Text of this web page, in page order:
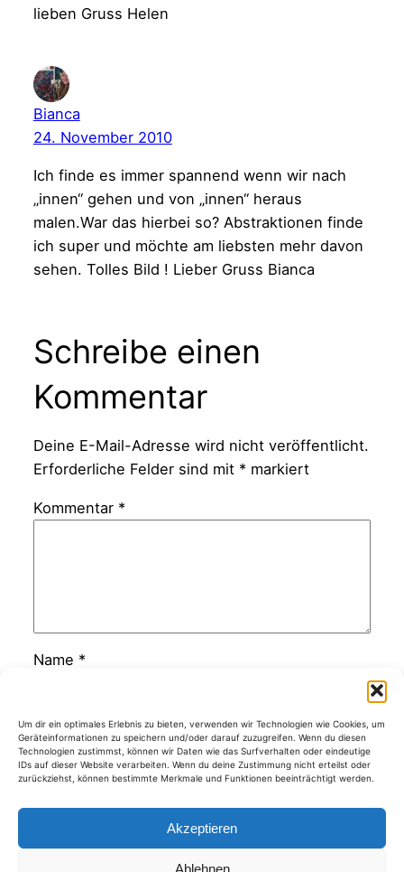
Um dir ein optimales Erlebnis zu bieten, verwenden wir Technologien wie Cookies, um
Geräteinformationen zu speichern und/oder darauf zuzugreifen. Wenn du diesen
Technologien zustimmst, können wir Daten wie das Surfverhalten oder eindeutige
IDs auf dieser Website verarbeiten. Wenn du deine Zustimmung nicht erteilst oder
zurückziehst, können bestimmte Merkmale und Funktionen beeinträchtigt werden.
Akzeptieren
Ablehnen
lieben Gruss Helen
Bianca
24. November 2010
Ich finde es immer spannend wenn wir nach
„innen“ gehen und von „innen“ heraus
malen.War das hierbei so? Abstraktionen finde
ich super und möchte am liebsten mehr davon
sehen. Tolles Bild ! Lieber Gruss Bianca
Schreibe einen
Kommentar
Deine E-Mail-Adresse wird nicht veröffentlicht.
Erforderliche Felder sind mit *markiert
Kommentar *
Name *
E-Mail-Adresse*
Website